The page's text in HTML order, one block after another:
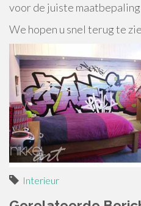
voor de juiste maatbepaling
We hopen u snel terug te
Interieur